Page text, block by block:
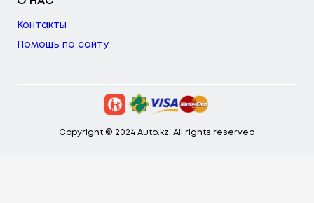
Контакты
Помощь по сайту
Copyright © 2024 Auto.kz. All rights reserved